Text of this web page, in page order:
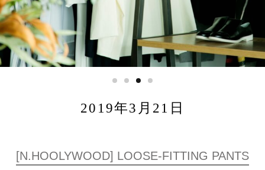
2019年3月21日
[N.HOOLYWOOD] LOOSE-FITTING PANTS